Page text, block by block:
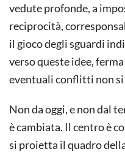
vedute profonde, a
reciprocità,
il gioco degli sguardi
verso queste idee,
eventuali conflitti non
Non da oggi, e non dal
è cambiata. Il centro è
si proietta il quadro